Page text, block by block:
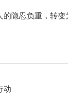
隐忍负重，转变
动